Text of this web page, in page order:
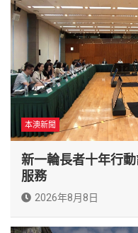
本澳新聞
新一輪長者十年行
服務
2026年8月8日